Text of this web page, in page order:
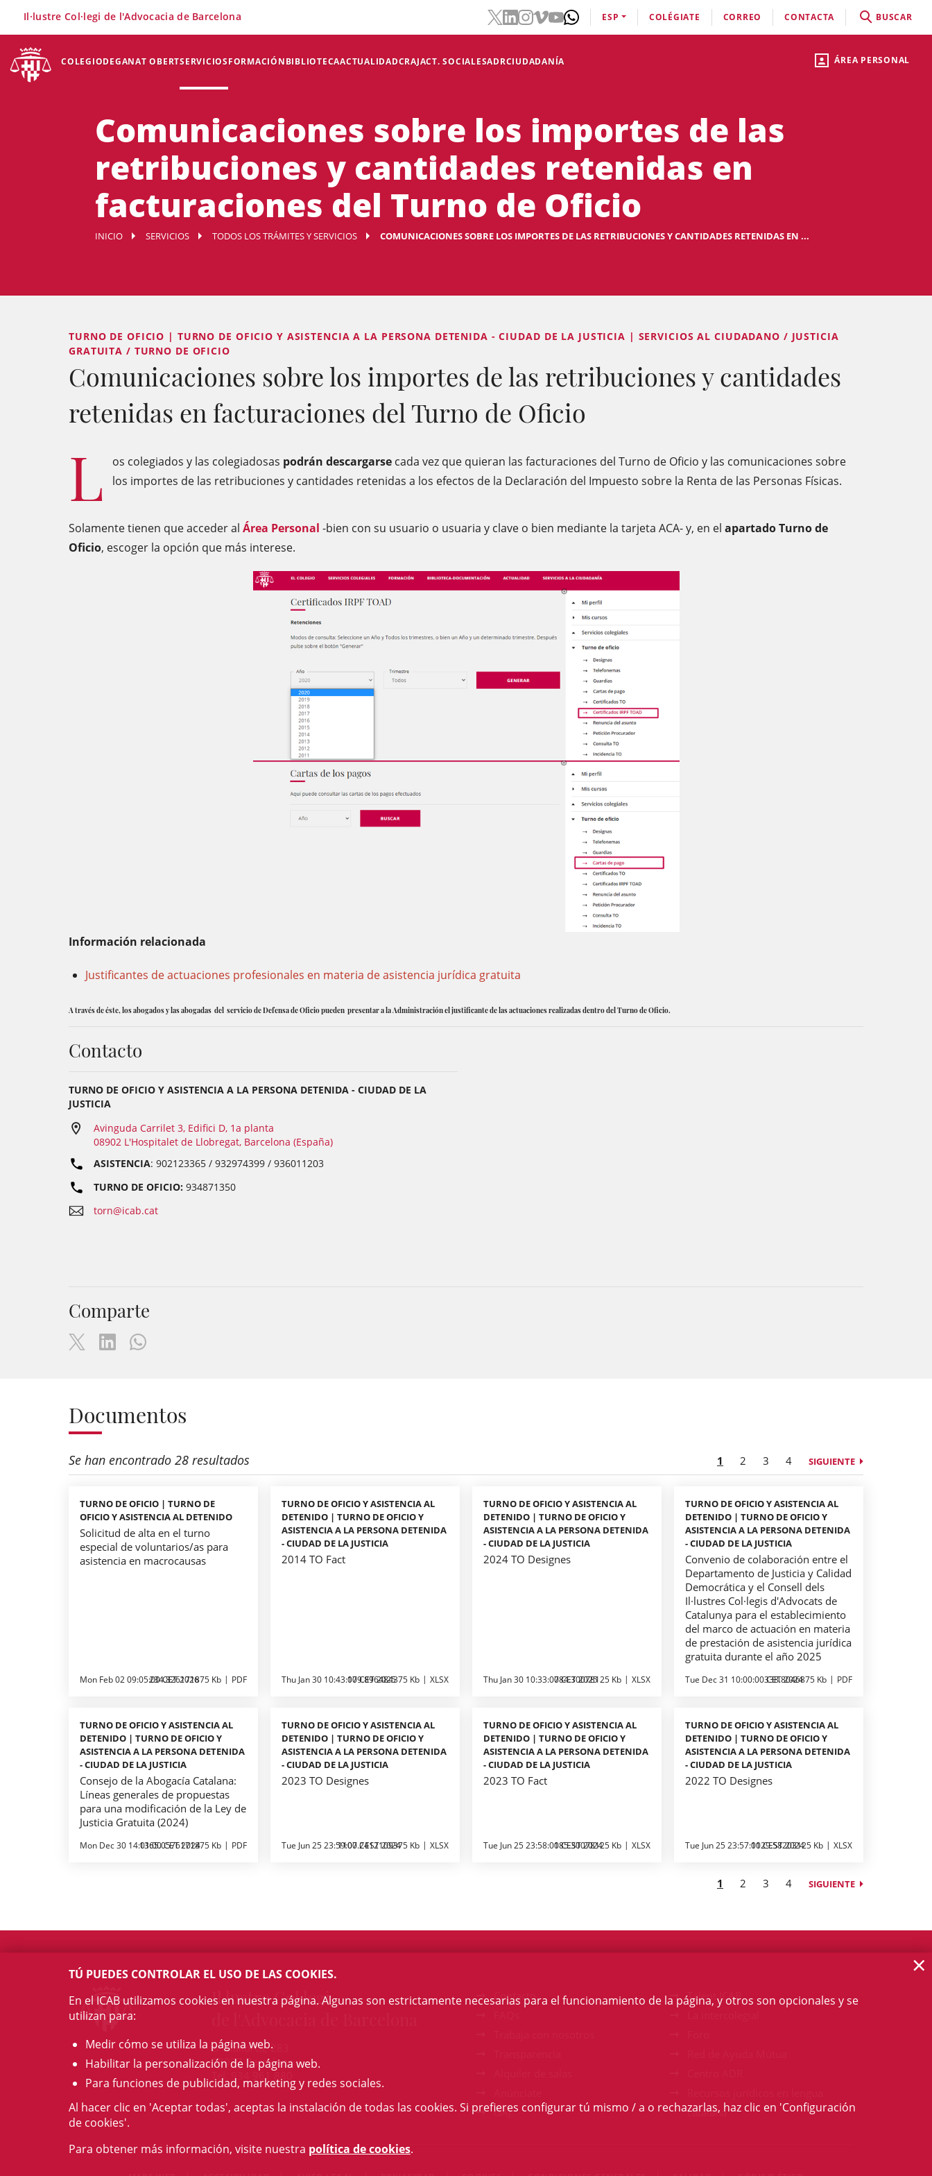
ÁREA PERSONAL
COLEGIODEGANAT OBERTSERVICIOSFORMACIÓNBIBLIOTECAACTUALIDADCRAJACT. SOCIALESADRCIUDADANÍA
Il·lustre Col·legi de l'Advocacia de Barcelona ESP COLÉGIATE CORREO CONTACTA BUSCAR
Comunicaciones sobre los importes de las
retribuciones y cantidades retenidas en
facturaciones del Turno de Oficio
INICIO SERVICIOS TODOS LOS TRÁMITES Y SERVICIOS COMUNICACIONES SOBRE LOS IMPORTES DE LAS RETRIBUCIONES Y CANTIDADES RETENIDAS EN ...
TURNO DE OFICIO | TURNO DE OFICIO Y ASISTENCIA A LA PERSONA DETENIDA - CIUDAD DE LA JUSTICIA | SERVICIOS AL CIUDADANO / JUSTICIA
GRATUITA / TURNO DE OFICIO
Comunicaciones sobre los importes de las retribuciones y cantidades
retenidas en facturaciones del Turno de Oficio
L os colegiados y las colegiadosas podrán descargarse cada vez que quieran las facturaciones del Turno de Oficio y las comunicaciones sobre
los importes de las retribuciones y cantidades retenidas a los efectos de la Declaración del Impuesto sobre la Renta de las Personas Físicas.
Solamente tienen que acceder al Área Personal -bien con su usuario o usuaria y clave o bien mediante la tarjeta ACA- y, en el apartado Turno de
Oficio, escoger la opción que más interese.
Información relacionada
Justificantes de actuaciones profesionales en materia de asistencia jurídica gratuita
A través de éste, los abogados y las abogadas del servicio de Defensa de Oficio pueden presentar a la Administración el justificante de las actuaciones realizadas dentro del Turno de Oficio.
Contacto
TURNO DE OFICIO Y ASISTENCIA A LA PERSONA DETENIDA - CIUDAD DE LA
JUSTICIA
Avinguda Carrilet 3, Edifici D, 1a planta
08902 L'Hospitalet de Llobregat, Barcelona (España)
ASISTENCIA: 902123365 / 932974399 / 936011203
TURNO DE OFICIO: 934871350
torn@icab.cat
Comparte
Documentos
Se han encontrado 28 resultados 1 2 3 4 SIGUIENTE
TURNO DE OFICIO | TURNO DE
OFICIO Y ASISTENCIA AL DETENIDO
Solicitud de alta en el turno
especial de voluntarios/as para
asistencia en macrocausas
Mon Feb 02 09:05:00 CET 2026
234.826171875 Kb PDF
TURNO DE OFICIO Y ASISTENCIA AL
DETENIDO | TURNO DE OFICIO Y
ASISTENCIA A LA PERSONA DETENIDA
- CIUDAD DE LA JUSTICIA
2014 TO Fact
Thu Jan 30 10:43:00 CET 2025
179.896484375 Kb XLSX
TURNO DE OFICIO Y ASISTENCIA AL
DETENIDO | TURNO DE OFICIO Y
ASISTENCIA A LA PERSONA DETENIDA
- CIUDAD DE LA JUSTICIA
2024 TO Designes
Thu Jan 30 10:33:00 CET 2025
784.30078125 Kb XLSX
TURNO DE OFICIO Y ASISTENCIA AL
DETENIDO | TURNO DE OFICIO Y
ASISTENCIA A LA PERSONA DETENIDA
- CIUDAD DE LA JUSTICIA
Convenio de colaboración entre el
Departamento de Justicia y Calidad
Democrática y el Consell dels
Il·lustres Col·legis d'Advocats de
Catalunya para el establecimiento
del marco de actuación en materia
de prestación de asistencia jurídica
gratuita durante el año 2025
Tue Dec 31 10:00:00 CET 2024
338.8046875 Kb PDF
TURNO DE OFICIO Y ASISTENCIA AL
DETENIDO | TURNO DE OFICIO Y
ASISTENCIA A LA PERSONA DETENIDA
- CIUDAD DE LA JUSTICIA
Consejo de la Abogacía Catalana:
Líneas generales de propuestas
para una modificación de la Ley de
Justicia Gratuita (2024)
Mon Dec 30 14:01:00 CET 2024
1365.0576171875 Kb PDF
TURNO DE OFICIO Y ASISTENCIA AL
DETENIDO | TURNO DE OFICIO Y
ASISTENCIA A LA PERSONA DETENIDA
- CIUDAD DE LA JUSTICIA
2023 TO Designes
Tue Jun 25 23:59:00 CEST 2024
1107.2412109375 Kb XLSX
TURNO DE OFICIO Y ASISTENCIA AL
DETENIDO | TURNO DE OFICIO Y
ASISTENCIA A LA PERSONA DETENIDA
- CIUDAD DE LA JUSTICIA
2023 TO Fact
Tue Jun 25 23:58:00 CEST 2024
185.30078125 Kb XLSX
TURNO DE OFICIO Y ASISTENCIA AL
DETENIDO | TURNO DE OFICIO Y
ASISTENCIA A LA PERSONA DETENIDA
- CIUDAD DE LA JUSTICIA
2022 TO Designes
Tue Jun 25 23:57:00 CEST 2024
1129.58203125 Kb XLSX
1 2 3 4 SIGUIENTE
Il·lustre Col·legi
c/ Mallorca, 283
08037 Barcelona
Tel. 934 961 880
Contacto
GAJ
Talent ICAB
catalana
TÚ PUEDES CONTROLAR EL USO DE LAS COOKIES.
En el ICAB utilizamos cookies en nuestra página. Algunas son estrictamente necesarias para el funcionamiento de la página, y otros son opcionales y se
utilizan para:
Medir cómo se utiliza la página web.
Habilitar la personalización de la página web.
Para funciones de publicidad, marketing y redes sociales.
Al hacer clic en 'Aceptar todas', aceptas la instalación de todas las cookies. Si prefieres configurar tú mismo / a o rechazarlas, haz clic en 'Configuración
de cookies'.
Para obtener más información, visite nuestra política de cookies.
×